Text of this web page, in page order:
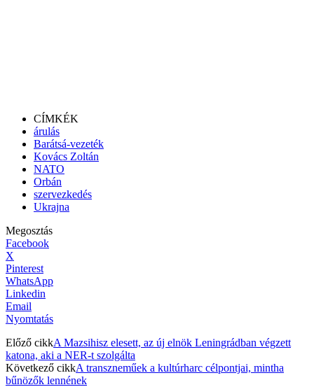
CÍMKÉK
árulás
Barátsá-vezeték
Kovács Zoltán
NATO
Orbán
szervezkedés
Ukrajna
Megosztás
Facebook
X
Pinterest
WhatsApp
Linkedin
Email
Nyomtatás
Előző cikkA Mazsihisz elesett, az új elnök Leningrádban végzett
katona, aki a NER-t szolgálta
Következő cikkA transzneműek a kultúrharc célpontjai, mintha
bűnözők lennének